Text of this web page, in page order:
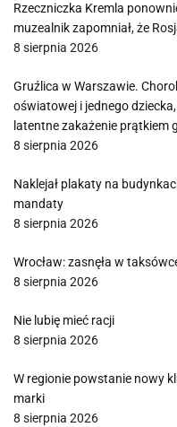
Rzeczniczka Kremla
muzealnik zapomniał, że
8 sierpnia 2026
Gruźlica w Warszawie.
oświatowej i jednego
latentne zakażenie prątkiem
8 sierpnia 2026
Naklejał plakaty na
mandaty
8 sierpnia 2026
Wrocław: zasnęła w
8 sierpnia 2026
Nie lubię mieć racji
8 sierpnia 2026
W regionie powstanie nowy
marki
8 sierpnia 2026